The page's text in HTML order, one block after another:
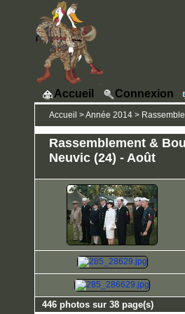
Accueil Connexion
Accueil >Année 2014 >
Rassemblement &
Neuvic (24) - Août
446 photos sur 38 page(s)